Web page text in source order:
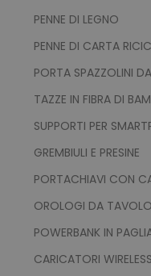
PENNE DI LEGNO
PENNE DI CARTA
PORTA SPAZZOLINI
TAZZE IN FIBRA DI
SUPPORTI PER
GREMBIULI E PRESINE
PORTACHIAVI CON
OROLOGI DA TAVOLO
POWERBANK IN
CARICATORI
I cookie
l'accesso
correttamente
mage-cache-